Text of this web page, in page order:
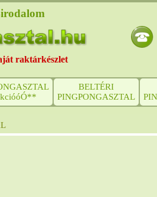
BELTÉRI
PINGPONGASZTAL
raktárkészlet